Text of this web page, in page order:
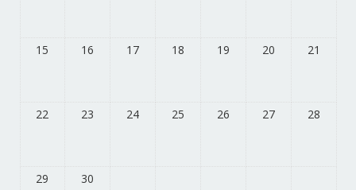
15 16 17 18 19 20 21
22 23 24 25 26 27 28
29 30